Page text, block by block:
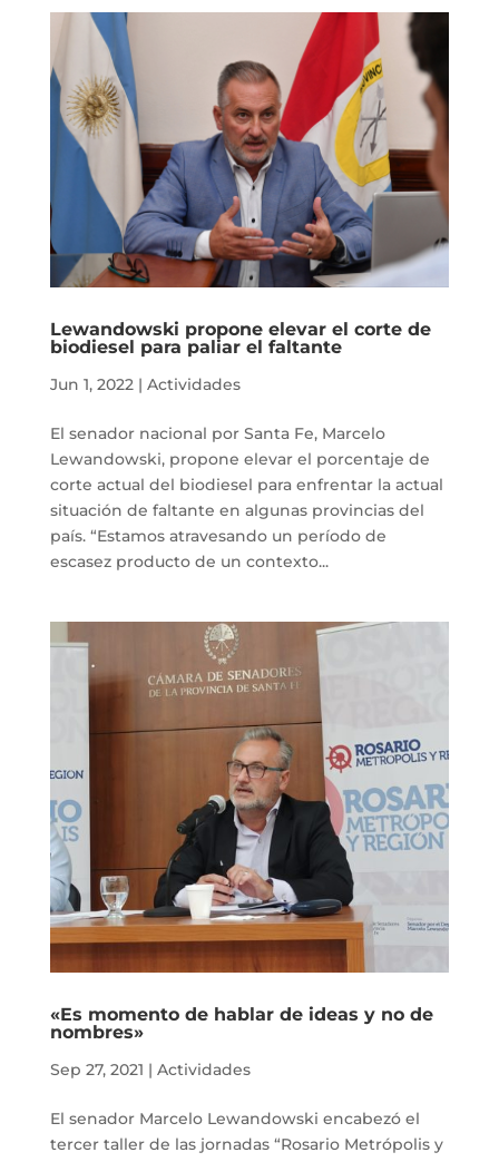
Lewandowski propone elevar el corte de
biodiesel para paliar el faltante
Jun 1, 2022 | Actividades
El senador nacional por Santa Fe, Marcelo
Lewandowski, propone elevar el porcentaje de
corte actual del biodiesel para enfrentar la actual
situación de faltante en algunas provincias del
país. “Estamos atravesando un período de
escasez producto de un contexto...
«Es momento de hablar de ideas y no de
nombres»
Sep 27, 2021 | Actividades
El senador Marcelo Lewandowski encabezó el
tercer taller de las jornadas “Rosario Metrópolis y